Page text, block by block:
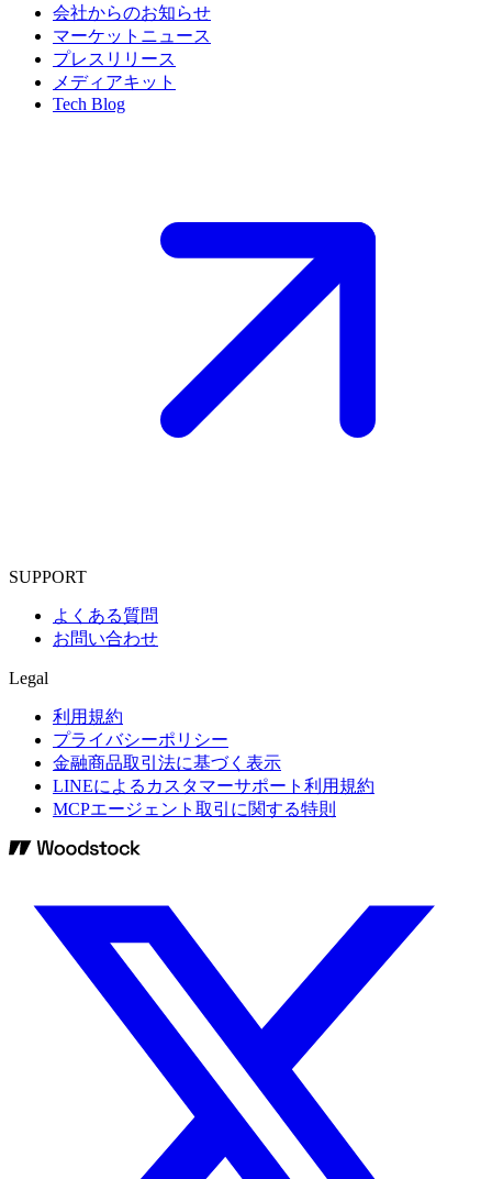
会社からのお知らせ
マーケットニュース
プレスリリース
メディアキット
Tech Blog
SUPPORT
よくある質問
お問い合わせ
Legal
利用規約
プライバシーポリシー
金融商品取引法に基づく表示
LINEによるカスタマーサポート利用規約
MCPエージェント取引に関する特則